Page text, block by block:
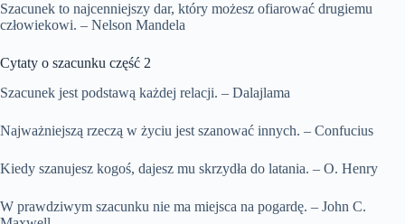
Szacunek to najcenniejszy dar, który możesz ofiarować drugiemu
człowiekowi. – Nelson Mandela
Cytaty o szacunku część 2
Szacunek jest podstawą każdej relacji. – Dalajlama
Najważniejszą rzeczą w życiu jest szanować innych. – Confucius
Kiedy szanujesz kogoś, dajesz mu skrzydła do latania. – O. Henry
W prawdziwym szacunku nie ma miejsca na pogardę. – John C.